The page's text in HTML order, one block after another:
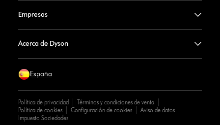
Empresas
Acerca de Dyson
España
Política de privacidad
Términos y condiciones de venta
Política de cookies
Configuración de cookies
Aviso de datos
Impuesto Sociedades